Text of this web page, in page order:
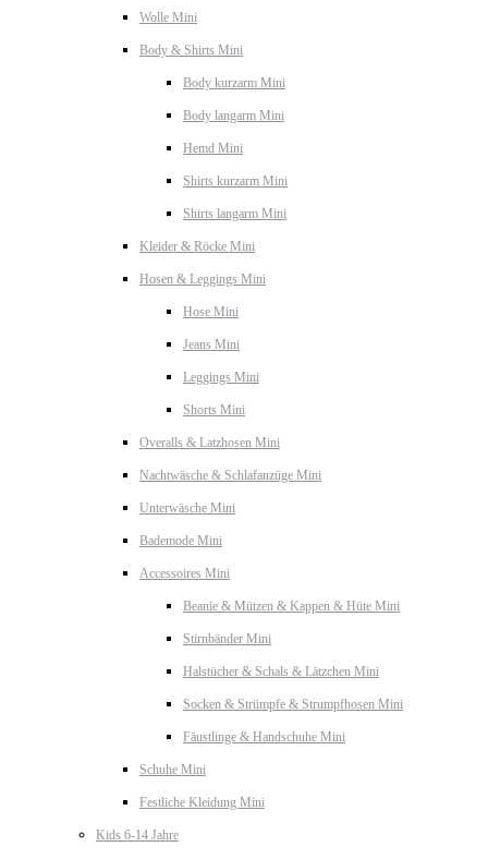
Wolle Mini
Body & Shirts Mini
Body kurzarm Mini
Body langarm Mini
Hemd Mini
Shirts kurzarm Mini
Shirts langarm Mini
Kleider & Röcke Mini
Hosen & Leggings Mini
Hose Mini
Jeans Mini
Leggings Mini
Shorts Mini
Overalls & Latzhosen Mini
Nachtwäsche & Schlafanzüge Mini
Unterwäsche Mini
Bademode Mini
Accessoires Mini
Beanie & Mützen & Kappen & Hüte Mini
Stirnbänder Mini
Halstücher & Schals & Lätzchen Mini
Socken & Strümpfe & Strumpfhosen Mini
Fäustlinge & Handschuhe Mini
Schuhe Mini
Festliche Kleidung Mini
Kids 6-14 Jahre